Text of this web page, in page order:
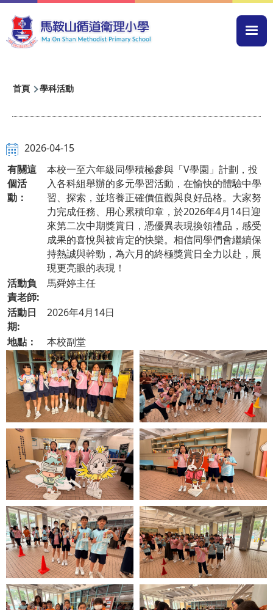
移至主內容
導
連
結
首頁 學科活動
2026-04-15
有關這
個活
動：
本校一至六年級同學積極參與「V學園」計劃，投
入各科組舉辦的多元學習活動，在愉快的體驗中學
習、探索，並培養正確價值觀與良好品格。大家努
力完成任務、用心累積印章，於2026年4月14日迎
來第二次中期獎賞日，憑優異表現換領禮品，感受
成果的喜悅與被肯定的快樂。相信同學們會繼續保
持熱誠與幹勁，為六月的終極獎賞日全力以赴，展
現更亮眼的表現！
活動負
責老師:
馬舜婷主任
活動日
期:
2026年4月14日
地點： 本校副堂